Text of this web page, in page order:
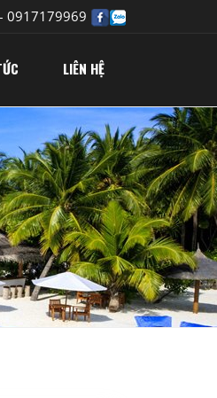
- 0917179969
LIÊN HỆ